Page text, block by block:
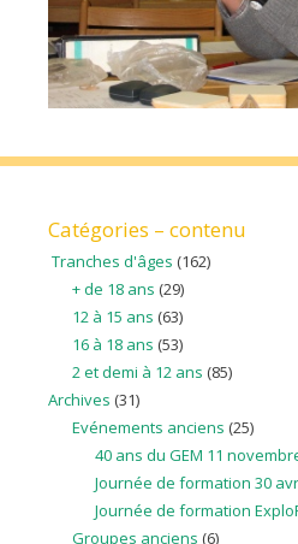
Catégories – contenu
Tranches d'âges (162)
+ de 18 ans (29)
12 à 15 ans (63)
16 à 18 ans (53)
2 et demi à 12 ans (85)
Archives (31)
Evénements anciens (25)
40 ans du GEM 11
Journée de formation 30
Journée de formation
Groupes anciens (6)